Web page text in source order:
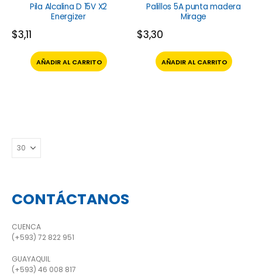
Pila Alcalina D 15V X2
Energizer
$3,11
AÑADIR AL CARRITO
Palillos 5A punta madera
Mirage
$3,30
AÑADIR AL CARRITO
MIRAGE
Palillos para Batería 5A
Mirage